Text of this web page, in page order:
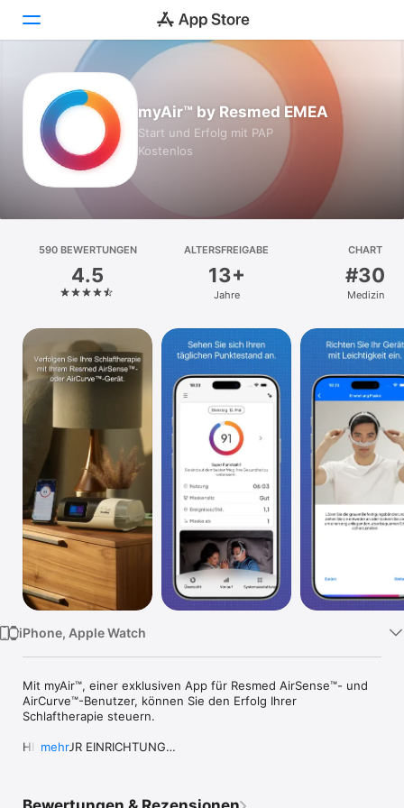
Heute
Spiele
Apps
Plattform
iPhone
iPad
Mac
Watch
TV
myAir™ by Resmed EMEA
Start und Erfolg mit PAP
Kostenlos
590 BEWERTUNGEN
4.5
ALTERSFREIGABE
13+
Jahre
CHART
#30
Medizin
iPhone, Apple Watch
Mit myAir™, einer exklusiven App für Resmed AirSense™- und
AirCurve™-Benutzer, können Sie den Erfolg Ihrer
Schlaftherapie steuern.
HILFE ZUR EINRICHTUNG
mehr